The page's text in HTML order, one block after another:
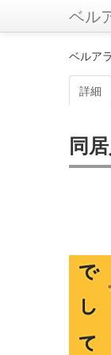
ベル
ベルア
詳細
同